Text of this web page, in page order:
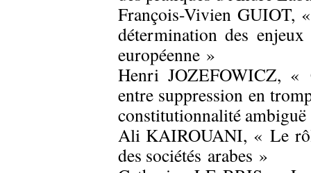
François-Vivien GUIOT,
détermination des
européenne »
Henri JOZEFOWICZ, «
entre suppression en
constitutionnalité
Ali KAIROUANI, « Le
des sociétés arabes »